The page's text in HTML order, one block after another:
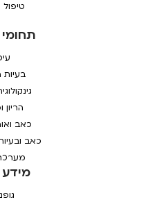
בעיות
הריון
כאב
כאב ובעיות
מידע
טיפול